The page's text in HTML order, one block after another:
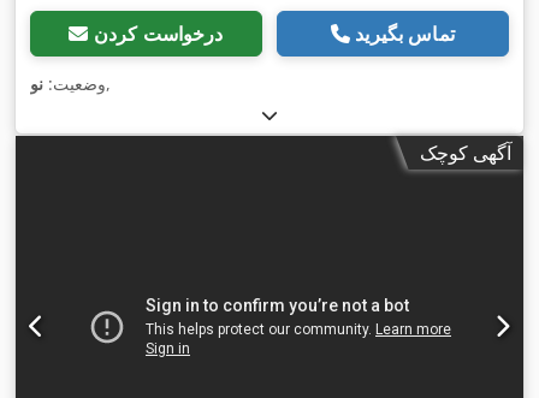
درخواست کردن تماس بگیرید
وضعیت: نو ,
آگهی کوچک